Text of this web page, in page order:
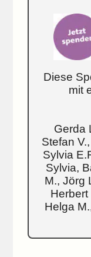
Diese
mit
Gerda
Stefan
Sylvia
Sylvia,
M., Jörg
Herbert
Helga